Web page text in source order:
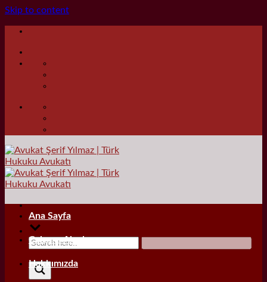
Skip to content
Ana Sayfa
Çalışma Alanları
Hakkımızda